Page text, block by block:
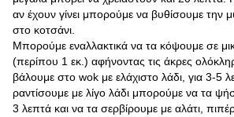
αν έχουν γίνει μπορούμε να βυθίσουμε την
στο κοτσάνι.
Μπορούμε εναλλακτικά να τα κόψουμε σε
(περίπου 1 εκ.) αφήνοντας τις άκρες
βάλουμε στο wok με ελάχιστο λάδι, για 3-5
ραντίσουμε με λίγο λάδι μπορούμε να τα
3 λεπτά και να τα σερβίρουμε με αλάτι,